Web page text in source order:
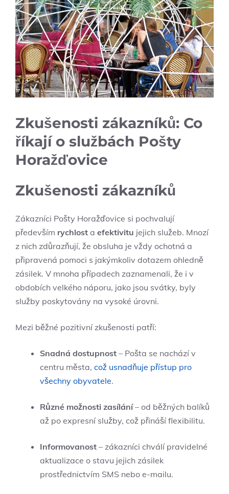
Zkušenosti zákazníků: Co
říkají o službách Pošty
Horažďovice
Zkušenosti zákazníků
Zákazníci Pošty Horažďovice si pochvalují
především rychlost a efektivitu jejich služeb. Mnozí
z nich zdůrazňují, že obsluha je vždy ochotná a
připravená pomoci s jakýmkoliv dotazem ohledně
zásilek. V mnoha případech zaznamenali, že i v
obdobích velkého náporu, jako jsou svátky, byly
služby poskytovány na vysoké úrovni.
Mezi běžné pozitivní zkušenosti patří:
Snadná dostupnost – Pošta se nachází v
centru města, což usnadňuje přístup pro
všechny obyvatele.
Různé možnosti zasílání– od běžných balíků
až po expresní služby, což přináší flexibilitu.
Informovanost – zákazníci chválí pravidelné
aktualizace o stavu jejich zásilek
prostřednictvím SMS nebo e-mailu.